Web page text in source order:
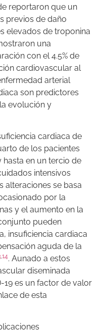
reportaron que un
previos de daño
elevados de troponina
una
con el 4.5% de
cardiovascular al
arterial
son predictores
evolución y
cardiaca de
de los pacientes
hasta en un tercio de
intensivos
alteraciones se basa
por la
y el aumento en la
pueden
insuficiencia cardiaca
aguda de la
,14. Aunado a estos
diseminada
19 es un factor de valor
de esta